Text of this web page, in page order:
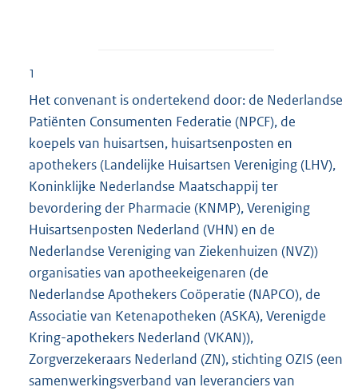
1
Het convenant is ondertekend door: de Nederlandse
Patiënten Consumenten Federatie (NPCF), de
koepels van huisartsen, huisartsenposten en
apothekers (Landelijke Huisartsen Vereniging (LHV),
Koninklijke Nederlandse Maatschappij ter
bevordering der Pharmacie (KNMP), Vereniging
Huisartsenposten Nederland (VHN) en de
Nederlandse Vereniging van Ziekenhuizen (NVZ))
organisaties van apotheekeigenaren (de
Nederlandse Apothekers Coöperatie (NAPCO), de
Associatie van Ketenapotheken (ASKA), Verenigde
Kring-apothekers Nederland (VKAN)),
Zorgverzekeraars Nederland (ZN), stichting OZIS (een
samenwerkingsverband van leveranciers van